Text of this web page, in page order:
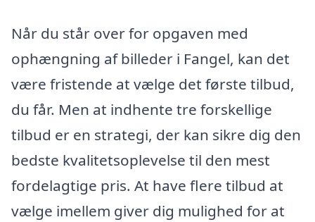
Når du står over for opgaven med
ophængning af billeder i Fangel, kan det
være fristende at vælge det første tilbud,
du får. Men at indhente tre forskellige
tilbud er en strategi, der kan sikre dig den
bedste kvalitetsoplevelse til den mest
fordelagtige pris. At have flere tilbud at
vælge imellem giver dig mulighed for at